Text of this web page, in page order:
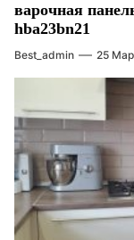
варочная
hba23bn21
Best_admin 25